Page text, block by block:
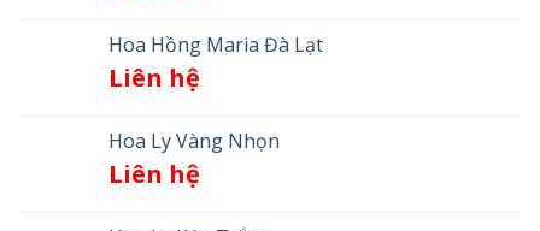
Hoa Hồng Maria Đà Lạt
Liên hệ
Hoa Ly Vàng Nhọn
Liên hệ